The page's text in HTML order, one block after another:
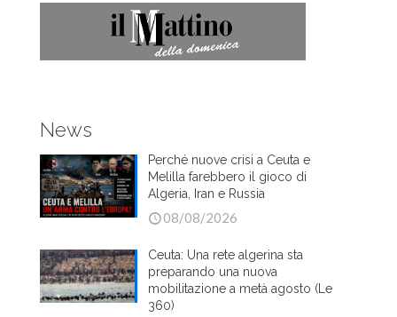
News
Perché nuove crisi a Ceuta e
Melilla farebbero il gioco di
Algeria, Iran e Russia
08/08/2026
Ceuta: Una rete algerina sta
preparando una nuova
mobilitazione a metà agosto (Le
360)